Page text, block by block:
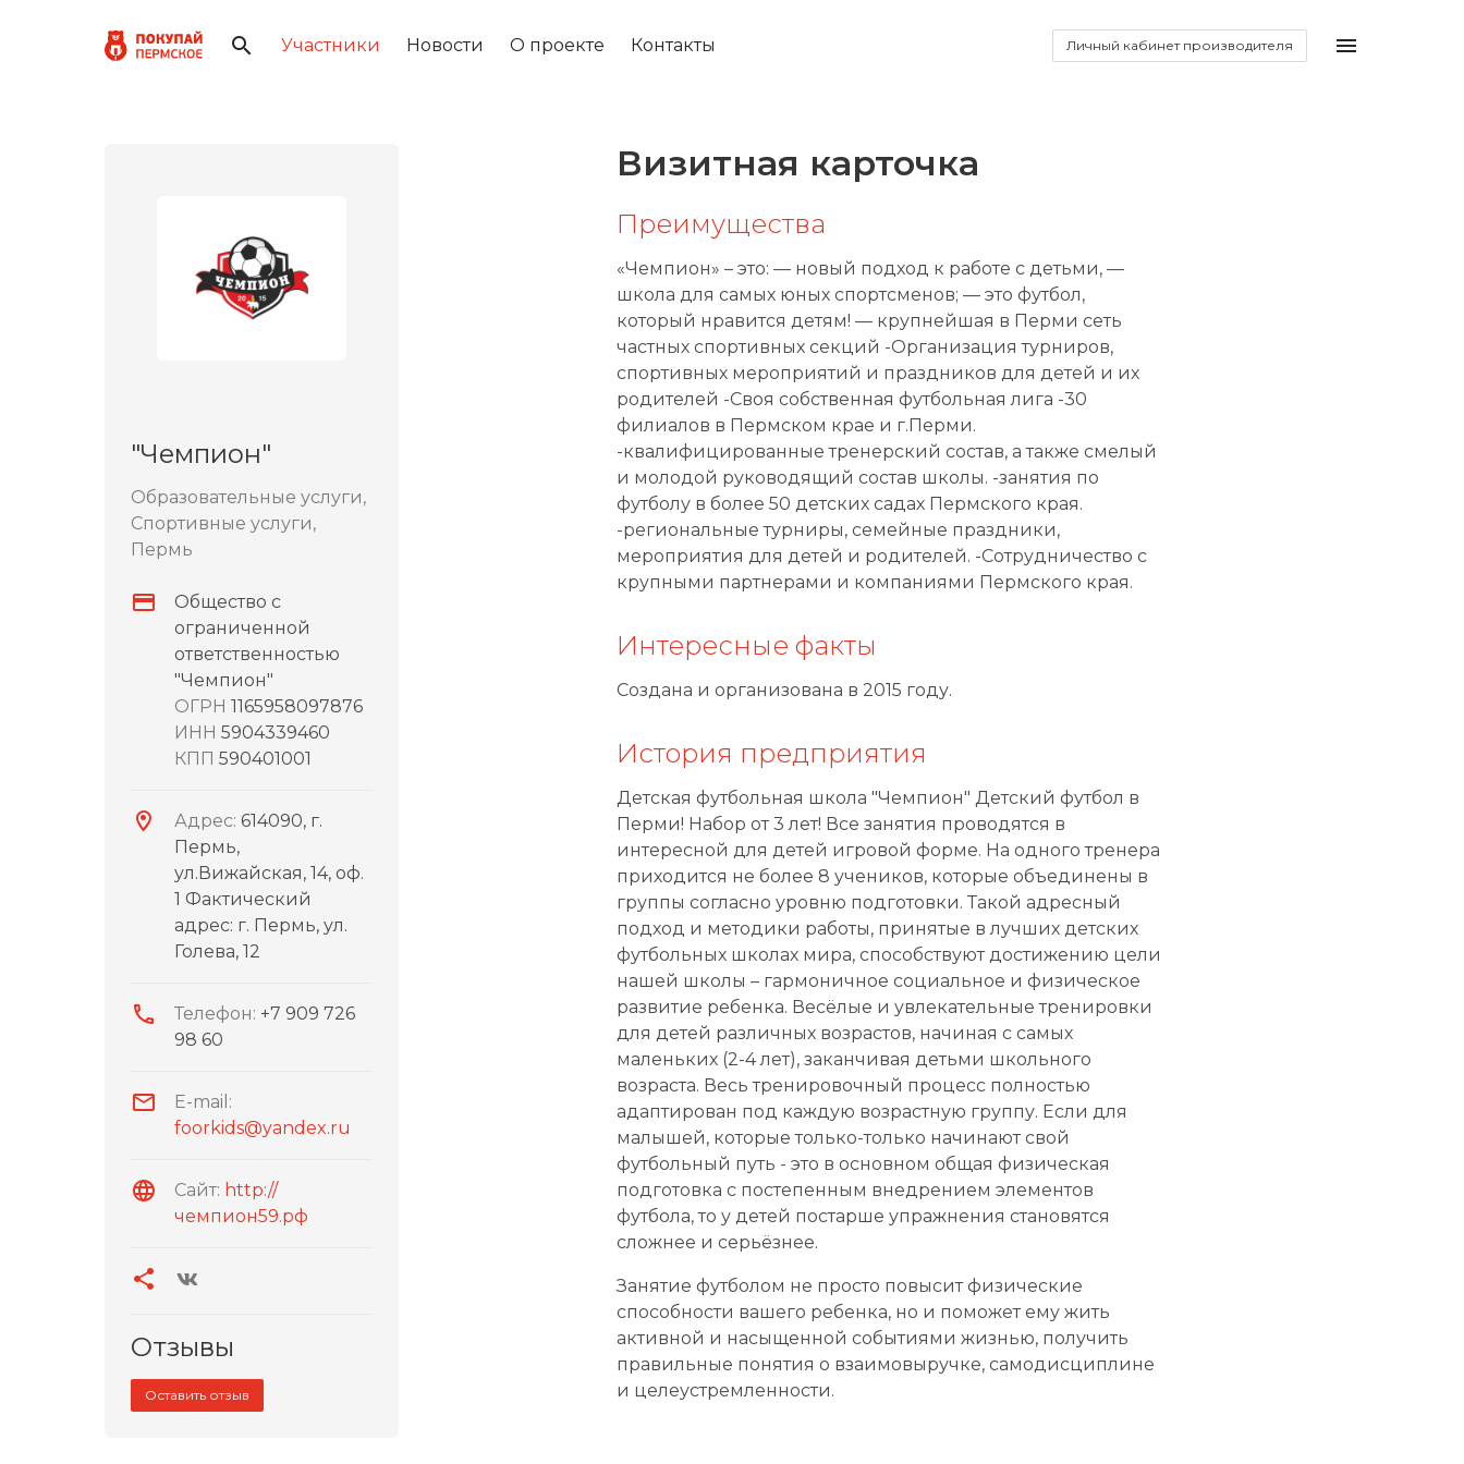
Участники Новости О проекте Контакты Личный кабинет производителя
"Чемпион"
Образовательные услуги,
Спортивные услуги,
Пермь
Общество с
ограниченной
ответственностью
"Чемпион"
ОГРН 1165958097876
ИНН 5904339460
КПП 590401001
Адрес: 614090, г.
Пермь,
ул.Вижайская, 14, оф.
1 Фактический
адрес: г. Пермь, ул.
Голева, 12
Телефон: +7 909 726
98 60
E-mail:
foorkids@yandex.ru
Сайт: http://
чемпион59.рф
Отзывы
Оставить отзыв
Визитная карточка
Преимущества
«Чемпион» – это: — новый подход к работе с детьми, —
школа для самых юных спортсменов; — это футбол,
который нравится детям! — крупнейшая в Перми сеть
частных спортивных секций -Организация турниров,
спортивных мероприятий и праздников для детей и их
родителей -Своя собственная футбольная лига -30
филиалов в Пермском крае и г.Перми.
-квалифицированные тренерский состав, а также смелый
и молодой руководящий состав школы. -занятия по
футболу в более 50 детских садах Пермского края.
-региональные турниры, семейные праздники,
мероприятия для детей и родителей. -Сотрудничество с
крупными партнерами и компаниями Пермского края.
Интересные факты
Создана и организована в 2015 году.
История предприятия
Детская футбольная школа "Чемпион" Детский футбол в
Перми! Набор от 3 лет! Все занятия проводятся в
интересной для детей игровой форме. На одного тренера
приходится не более 8 учеников, которые объединены в
группы согласно уровню подготовки. Такой адресный
подход и методики работы, принятые в лучших детских
футбольных школах мира, способствуют достижению цели
нашей школы – гармоничное социальное и физическое
развитие ребенка. Весёлые и увлекательные тренировки
для детей различных возрастов, начиная с самых
маленьких (2-4 лет), заканчивая детьми школьного
возраста. Весь тренировочный процесс полностью
адаптирован под каждую возрастную группу. Если для
малышей, которые только-только начинают свой
футбольный путь - это в основном общая физическая
подготовка с постепенным внедрением элементов
футбола, то у детей постарше упражнения становятся
сложнее и серьёзнее.
Занятие футболом не просто повысит физические
способности вашего ребенка, но и поможет ему жить
активной и насыщенной событиями жизнью, получить
правильные понятия о взаимовыручке, самодисциплине
и целеустремленности.